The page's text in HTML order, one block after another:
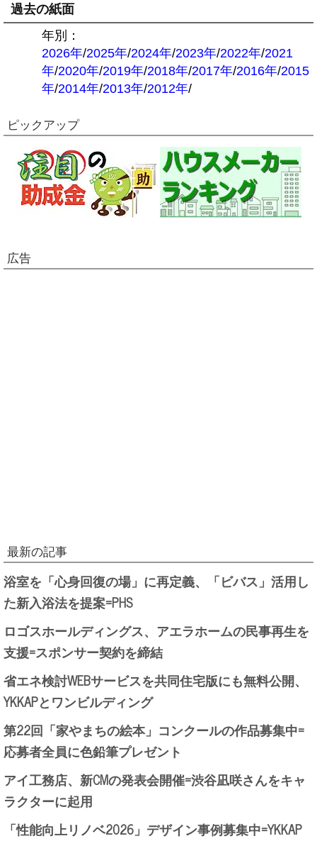
過去の紙面
年別：
2026年/2025年/2024年/2023年/2022年/2021
年/2020年/2019年/2018年/2017年/2016年/2015
年/2014年/2013年/2012年/
ピックアップ
広告
最新の記事
浴室を「心身回復の場」に再定義、「ビバス」活用し
た新入浴法を提案=PHS
ロゴスホールディングス、アエラホームの民事再生を
支援=スポンサー契約を締結
省エネ検討WEBサービスを共同住宅版にも無料公開、
YKKAPとワンビルディング
第22回「家やまちの絵本」コンクールの作品募集中=
応募者全員に色鉛筆プレゼント
アイ工務店、新CMの発表会開催=渋谷凪咲さんをキャ
ラクターに起用
「性能向上リノベ2026」デザイン事例募集中=YKKAP